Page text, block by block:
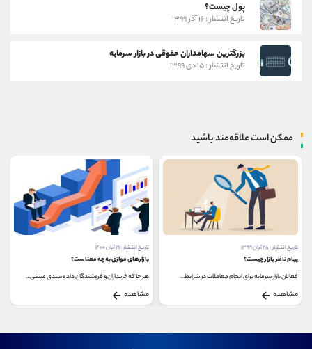
پول چیست؟
تاریخ انتشار : ۱۶ آذر ۱۳۹۹
بزرگترین سهامداران حقوقی در بازار سرمایه
تاریخ انتشار : ۱۵ دی ۱۳۹۹
ممکن است علاقه‌مند باشید
تاریخ انتشار : ۲۸ آبان ۱۳۹۹
پیام ناظر بازار چیست؟
فعالان بازار سرمایه برای انجام معاملات در شرایط...
مشاهده
تاریخ انتشار : ۱۹ آبان ۱۴۰۰
بازارهای موازی به چه معناست؟
هر جا که خریداران و فروشندگان داد و ستدی مبتنی...
مشاهده